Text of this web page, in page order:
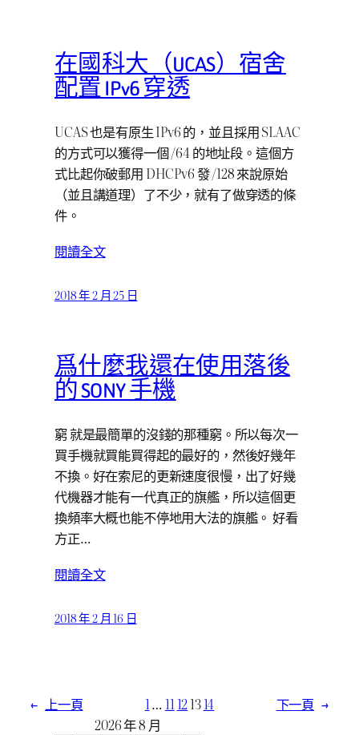
在國科大（UCAS）宿舍
配置 IPv6 穿透
UCAS 也是有原生 IPv6 的，並且採用 SLAAC
的方式可以獲得一個 /64 的地址段。這個方
式比起你破郵用 DHCPv6 發 /128 來說原始
（並且講道理）了不少，就有了做穿透的條
件。
閱讀全文
2018 年 2 月 25 日
爲什麼我還在使用落後
的 SONY 手機
窮 就是最簡單的沒錢的那種窮。所以每次一
買手機就買能買得起的最好的，然後好幾年
不換。好在索尼的更新速度很慢，出了好幾
代機器才能有一代真正的旗艦，所以這個更
換頻率大概也能不停地用大法的旗艦。 好看
方正…
閱讀全文
2018 年 2 月 16 日
← 上一頁 1…11121314 下一頁 →
2026 年 8 月